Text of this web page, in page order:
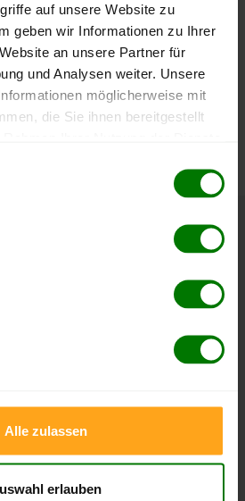
auf unsere Website zu
geben wir Informationen zu Ihrer
an unsere Partner für
und Analysen weiter. Unsere
möglicherweise mit
die Sie ihnen bereitgestellt
Alle zulassen
erlauben
Ware Sackware
Januar
Mai
für Holzpellets in Deutschland
auf unsererPelletspreise-Seite
Tiefststände der
Holzpellets und Holzpellets
. Das dazugehörige Datum zeigt,
wurde.
Holzpellets